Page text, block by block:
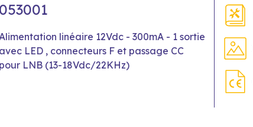
053001
linéaire 12Vdc - 300mA - 1 sortie
avec LED , connecteurs F et passage CC
pour LNB (13-18Vdc/22KHz)